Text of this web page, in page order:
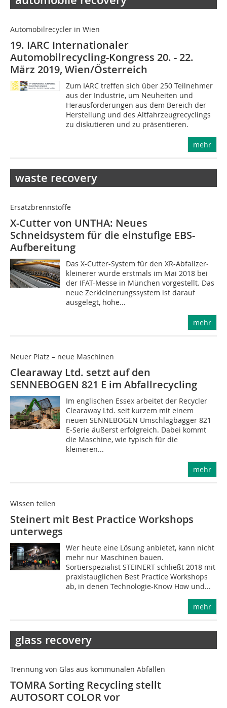
Automobilrecycler in Wien
19. IARC Internationaler
Automobilrecycling-Kongress 20. - 22.
März 2019, Wien/Österreich
Zum IARC treffen sich über 250 Teilnehmer
aus der Industrie, um Neuheiten und
Herausforderungen aus dem Bereich der
Herstellung und des Altfahrzeugrecyclings
zu diskutieren und zu präsentieren.
mehr
waste recovery
Ersatzbrennstoffe
X-Cutter von UNTHA: Neues
Schneidsystem für die einstufige EBS-
Aufbereitung
Das X-Cutter-System für den XR-Abfall­zer­
klei­ne­rer wurde erstmals im Mai 2018 bei
der IFAT-Messe in München vorgestellt. Das
neue Zerkleinerungssystem ist darauf
ausgelegt, ho­he...
mehr
Neuer Platz – neue Maschinen
Clearaway Ltd. setzt auf den
SENNEBOGEN 821 E im Abfallrecycling
Im englischen Essex arbeitet der Recycler
Clearaway Ltd. seit kurzem mit einem
neuen SENNEBOGEN Umschlagbagger 821
E-Serie äußerst erfolgreich. Dabei kommt
die Maschine, wie typisch für die
kleineren...
mehr
Wissen teilen
Steinert mit Best Practice Workshops
unterwegs
Wer heute eine Lösung anbietet, kann nicht
mehr nur Maschinen bauen.
Sortierspezialist STEINERT schließt 2018 mit
praxistauglichen Best Practice Workshops
ab, in denen Technologie-Know How und...
mehr
glass recovery
Trennung von Glas aus kommunalen Abfällen
TOMRA Sorting Recycling stellt
AUTOSORT COLOR vor